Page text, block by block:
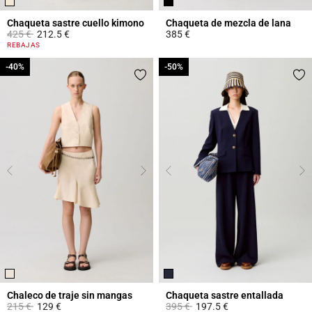
Chaqueta sastre cuello kimono
Price reduced from
425 €to212.5 €
4 out of 5 Customer Rating
REBAJAS
Chaqueta de mezcla de lana
385 €
Chaleco de traje sin mangas
Price reduced from
215 €to
-40%
129 €
-40%
Chaqueta sastre entallada
Price reduced from
395 €to
-50%
197.5 €
-50%